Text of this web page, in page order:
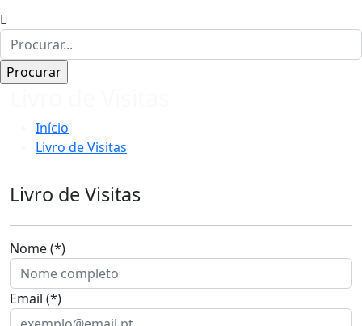
Início
Livro de Visitas
Livro de Visitas
Nome (*)
Email (*)